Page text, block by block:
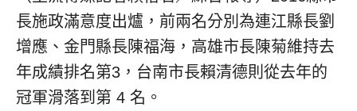
長施政滿意度出爐，前兩名分別為連江縣長劉
增應、金門縣長陳福海，高雄市長陳菊維持去
年成績排名第3，台南市長賴清德則從去年的
冠軍滑落到第 4 名。